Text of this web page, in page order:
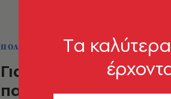
ΠΟΛΙΤΙΚΗ & ΟΙΚΟΝΟΜΙΑ
Γιαννακοπούλου για
πανεπιστήμια: Μόνο
Tα